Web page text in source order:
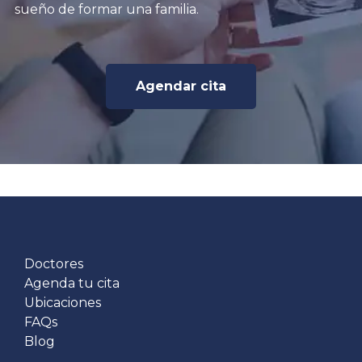
sueño de formar una familia.
Agendar cita
Doctores
Agenda tu cita
Ubicaciones
FAQs
Blog